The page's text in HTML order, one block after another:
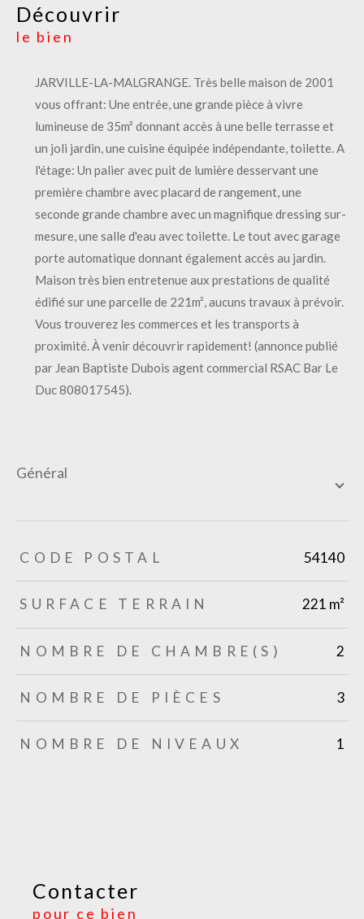
découvrir
le bien
JARVILLE-LA-MALGRANGE. Très belle maison de 2001
vous offrant: Une entrée, une grande pièce à vivre
lumineuse de 35m² donnant accès à une belle terrasse et
un joli jardin, une cuisine équipée indépendante, toilette. A
l'étage: Un palier avec puit de lumière desservant une
première chambre avec placard de rangement, une
seconde grande chambre avec un magnifique dressing sur-
mesure, une salle d'eau avec toilette. Le tout avec garage
porte automatique donnant également accès au jardin.
Maison très bien entretenue aux prestations de qualité
édifié sur une parcelle de 221m², aucuns travaux à prévoir.
Vous trouverez les commerces et les transports à
proximité. À venir découvrir rapidement! (annonce publié
par Jean Baptiste Dubois agent commercial RSAC Bar Le
Duc 808017545).
général
TRAD_ZEPHYR_Caracteristique TRAD_ZEPHYR_Valeurs
CODE POSTAL 54140
SURFACE TERRAIN 221 m²
NOMBRE DE CHAMBRE(S) 2
NOMBRE DE PIÈCES 3
NOMBRE DE NIVEAUX 1
Contacter
pour ce bien